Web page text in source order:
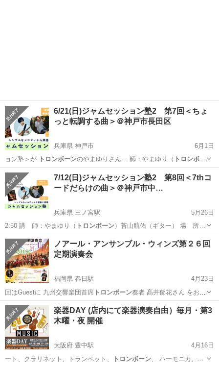
6/21(日)ジャムセッション塾2 第7回＜ちょ
っと転調する曲＞＠神戸市長田区
兵庫県 神戸市
6月1日
ョン塾＞が
トロンボーンのやまゆりさん… 師：やまゆり（ トロンボー
ン）苔山航佑（ギ…
兵庫 ワークショップ ジャムセッション
7/12(日)ジャムセッション塾2 第8回＜7thコ
ードだらけの曲＞＠神戸市中…
兵庫県 三ノ宮駅
5月26日
2:50 講 師：やまゆり（ トロンボーン ）苔山航佑（ギター） 場 所…
兵庫 神戸市 ワークショップ
ジャムセッション
ノアール・アンサンブル・ウィンズ第２６回
定期演奏会
福岡県 春日駅
4月23日
回はGuestに 九州交響楽団首席トロンボーン奏者 髙井郁花さん をお招
きして演…
福岡 春日市 春日駅 コンサート/ショー アンサンブル
楽器DAY (店内にて楽器演奏自由）毎月・第3
木曜・夜 開催
大阪府 豊中駅
4月16日
ート、クラリネット、トランペット、
トロンボーン、 ハーモニカ、ヴ